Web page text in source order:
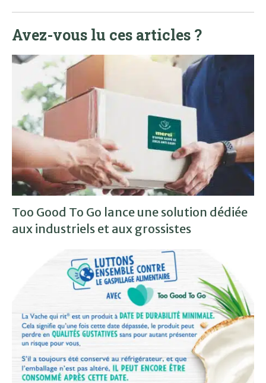
Avez-vous lu ces articles ?
Too Good To Go lance une solution dédiée
aux industriels et aux grossistes